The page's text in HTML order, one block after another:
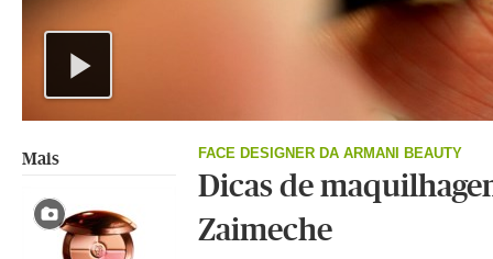
Play
FACE DESIGNER DA ARMANI BEAUTY
Dicas de
Zaimeche
Mais